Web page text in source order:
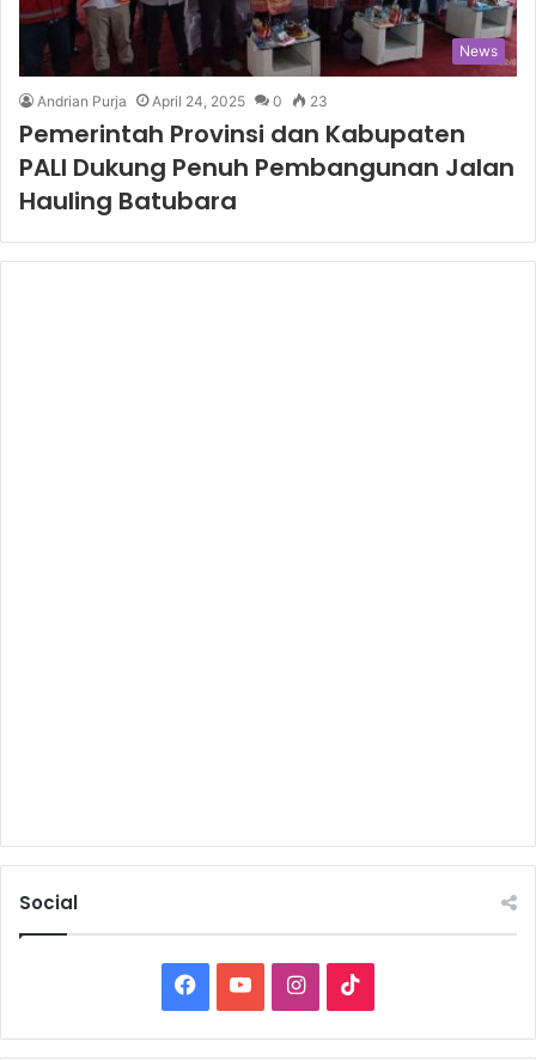
News
Andrian Purja April 24, 2025 0 23
Pemerintah Provinsi dan Kabupaten
PALI Dukung Penuh Pembangunan Jalan
Hauling Batubara
Social
Facebook
YouTubeInstagram